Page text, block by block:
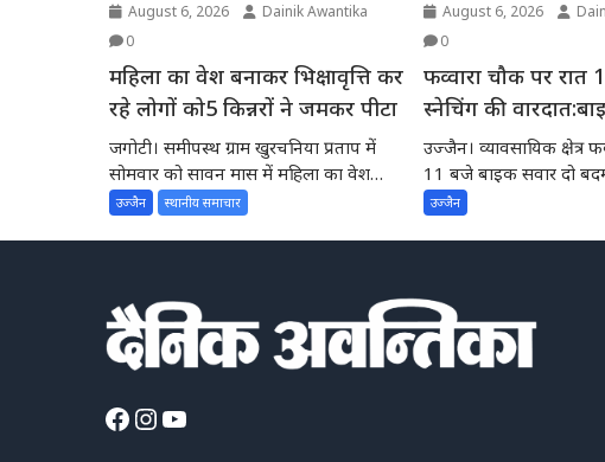
August 6, 2026
Dainik Awantika
0
महिला का वेश बनाकर भिक्षावृत्ति कर
रहे लोगों को5 किन्नरों ने जमकर पीटा
जगोटी। समीपस्थ ग्राम खुरचनिया प्रताप में
सोमवार को सावन मास में महिला का वेश
बनाकर नेग...
उज्जैन स्थानीय समाचार
August 6, 2026
0
फव्वारा चौक पर
स्नेचिंग की
दो बदमाश,
उज्जैन। व्यावसायिक क्षेत्र
11 बजे बाइक सवार दो
की...
उज्जैन
Facebook
Instagram
YouTube